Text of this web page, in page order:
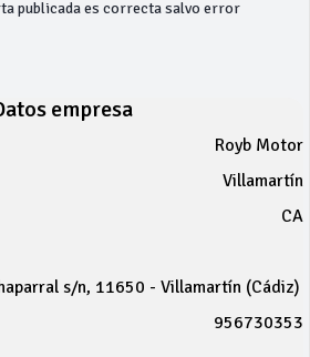
publicada es correcta salvo error
empresa
Royb Motor
Villamartín
CA
s/n, 11650 - Villamartín (Cádiz)
956730353